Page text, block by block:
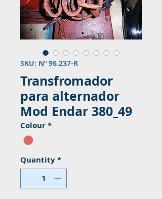
SKU: Nº 96.237-R
Transfromador
para alternador
Mod Endar 380_49
Colour*
Quantity*